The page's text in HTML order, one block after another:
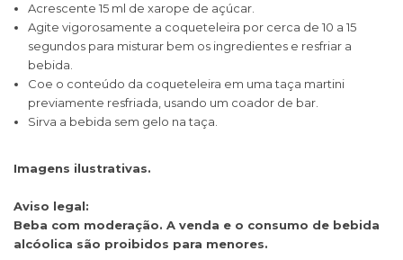
Acrescente 15 ml de xarope de açúcar.
Agite vigorosamente a coqueteleira por cerca de 10 a 15
segundos para misturar bem os ingredientes e resfriar a
bebida.
Coe o conteúdo da coqueteleira em uma taça martini
previamente resfriada, usando um coador de bar.
Sirva a bebida sem gelo na taça.
Imagens ilustrativas.
Aviso legal:
Beba com moderação. A venda e o consumo de bebida
alcóolica são proibidos para menores.